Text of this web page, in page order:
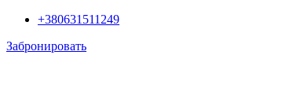
+380631511249
Забронировать